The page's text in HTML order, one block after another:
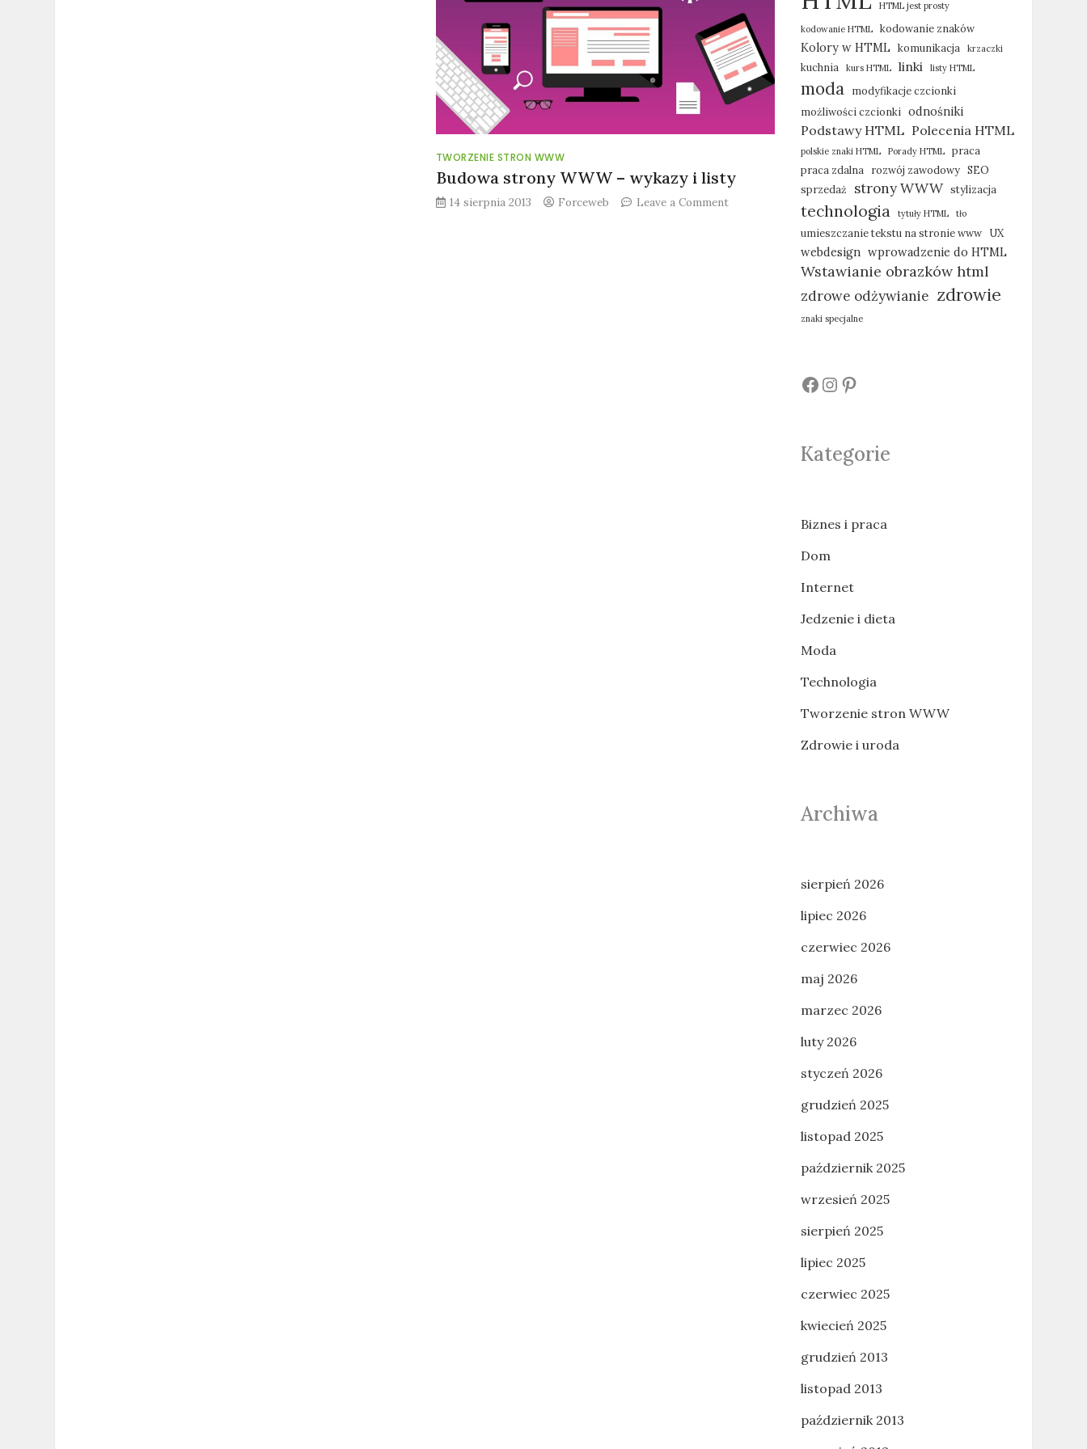
TWORZENIE STRON WWW
Budowa strony WWW – wykazy i listy
14 sierpnia 2013 Forceweb Leave a Commenton
HTML jest prosty
kodowanie HTML kodowanie znaków
Kolory w HTML komunikacja krzaczki
kuchnia kurs HTML linki listy HTML
moda
modyfikacje czcionki
możliwości czcionki
odnośniki
Podstawy HTML Polecenia HTML
polskie znaki HTML Porady HTML
praca
praca zdalna
rozwój zawodowy SEO
sprzedaż
strony WWW stylizacja
technologia tytuły HTML tło
umieszczanie tekstu na stronie www UX
webdesign wprowadzenie do HTML
Wstawianie obrazków html
zdrowe odżywianie zdrowie
znaki specjalne
# # #
Kategorie
Biznes i praca
Dom
Internet
Jedzenie i dieta
Moda
Technologia
Tworzenie stron WWW
Zdrowie i uroda
Archiwa
sierpień 2026
lipiec 2026
czerwiec 2026
maj 2026
marzec 2026
luty 2026
styczeń 2026
grudzień 2025
listopad 2025
październik 2025
wrzesień 2025
sierpień 2025
lipiec 2025
czerwiec 2025
kwiecień 2025
grudzień 2013
listopad 2013
październik 2013